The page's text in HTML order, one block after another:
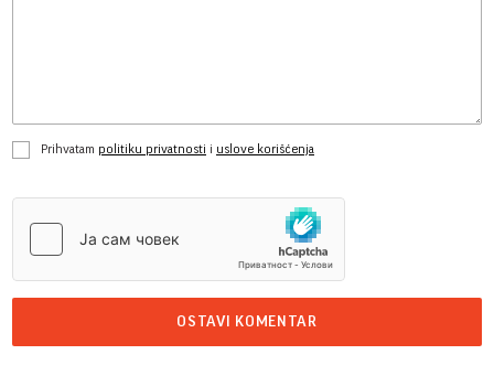
Prihvatam politiku privatnosti i uslove korišćenja
OSTAVI KOMENTAR